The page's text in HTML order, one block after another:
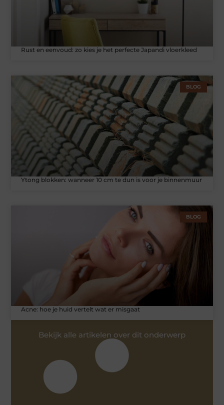
Rust en eenvoud: zo kies je het perfecte Japandi vloerkleed
BLOG
Ytong blokken: wanneer 10 cm te dun is voor je binnenmuur
BLOG
Acne: hoe je huid vertelt wat er misgaat
Bekijk alle artikelen over dit onderwerp